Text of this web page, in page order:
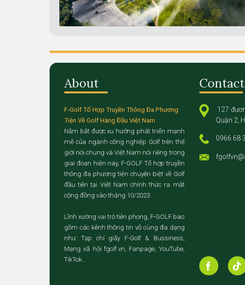
About
F-Golf Tổ Hợp Truyền Thông Đa Phương
Tiện Về Golf Hàng Đầu Việt Nam
Nắm bắt được xu hướng phát triển mạnh
mẽ của ngành công nghiệp Golf trên thế
giới nói chung và Việt Nam nói riêng trong
giai đoạn hiện nay, F-GOLF Tổ hợp truyền
thông đa phương tiện chuyên biệt về Golf
đầu tiên tại Việt Nam chính thức ra mắt
cộng đồng vào tháng 10/2023.
Lĩnh xướng vai trò tiên phong, F-GOLF bao
gồm các kênh thông tin vô cùng đa dạng
như: Tạp chí giấy F-Golf & Bussiness,
Mạng xã hội fgolf.vn, Fanpage, YouTube,
TikTok...
127
Quận 2,
0966 68